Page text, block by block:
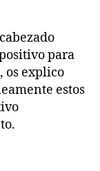
para
os explico
estos